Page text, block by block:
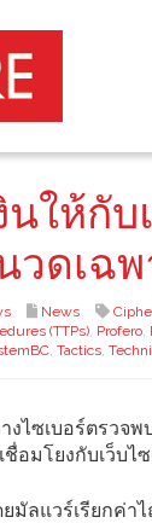
นให้กั
วดเฉ
News
(TTPs), Profero,
, Tactics,
ไซเบอร์ตรวจพ
ชื่อมโยงกับเว็บ
มัลแวร์เรียกค่า